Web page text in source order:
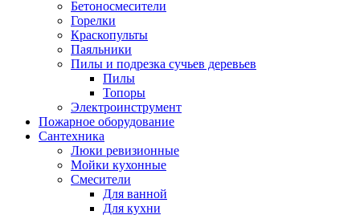
Бетоносмесители
Горелки
Краскопульты
Паяльники
Пилы и подрезка сучьев деревьев
Пилы
Топоры
Электроинструмент
Пожарное оборудование
Сантехника
Люки ревизионные
Мойки кухонные
Смесители
Для ванной
Для кухни